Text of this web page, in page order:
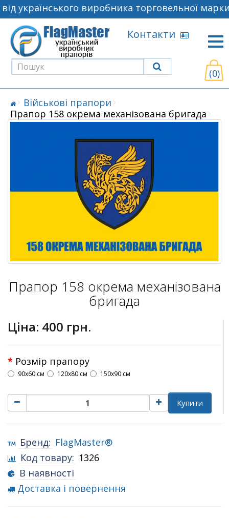
українського виробника торговельної
Контакти
(0)
Військові прапори
Прапор 158 окрема механізована бригада
Прапор 158 окрема механізована
бригада
Ціна: 400 грн.
Розмір прапору
90х60 см 120х80 см 150х90 см
Купити
Бренд: FlagMaster®
Код товару: 1326
В наявності
Доставка і повернення